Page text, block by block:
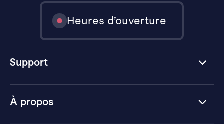
À propos
Heures d’ouverture
Support